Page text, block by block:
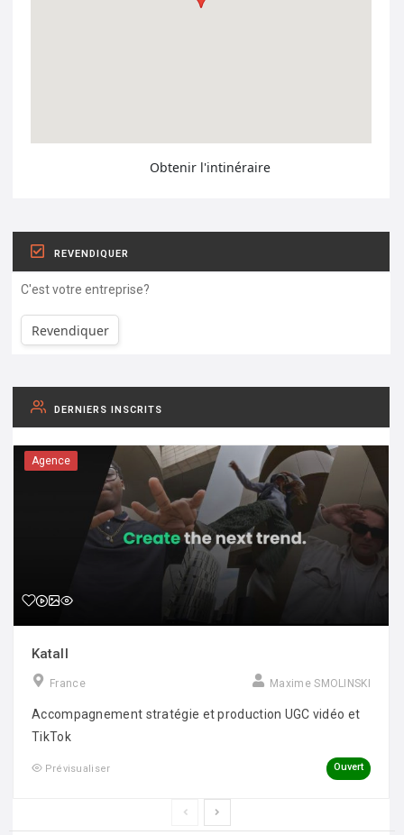
Obtenir l'intinéraire
REVENDIQUER
C'est votre entreprise?
Revendiquer
DERNIERS INSCRITS
Agence
Katall
France Maxime SMOLINSKI
Accompagnement stratégie et production UGC vidéo et
TikTok
Prévisualiser Ouvert